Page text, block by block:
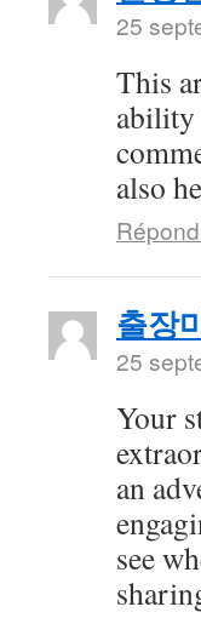
25
This
ability
also
출장
25
Your
an
see